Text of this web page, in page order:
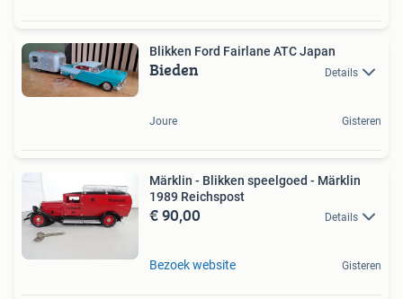
Blikken Ford Fairlane ATC Japan
Bieden Details
Joure Gisteren
Märklin - Blikken speelgoed - Märklin
1989 Reichspost
€ 90,00 Details
Bezoek website Gisteren